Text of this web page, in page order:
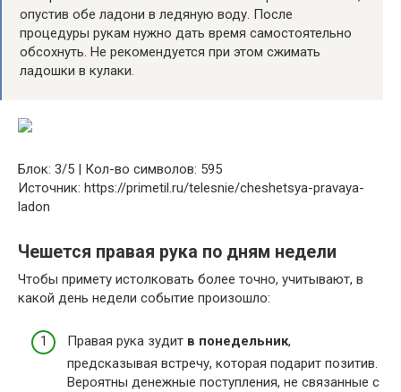
опустив обе ладони в ледяную воду. После
процедуры рукам нужно дать время самостоятельно
обсохнуть. Не рекомендуется при этом сжимать
ладошки в кулаки.
Блок: 3/5 | Кол-во символов: 595
Источник: https://primetil.ru/telesnie/cheshetsya-pravaya-
ladon
Чешется правая рука по дням недели
Чтобы примету истолковать более точно, учитывают, в
какой день недели событие произошло:
Правая рука зудит в понедельник,
предсказывая встречу, которая подарит позитив.
Вероятны денежные поступления, не связанные с